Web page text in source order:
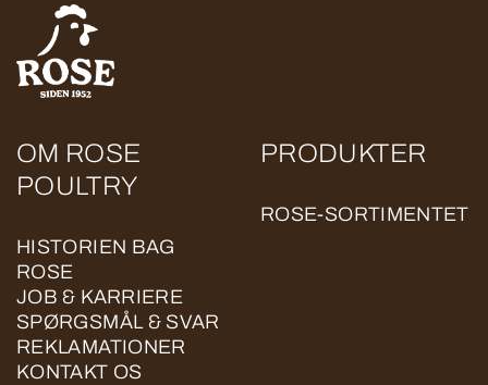
OM ROSE
POULTRY
HISTORIEN BAG
ROSE
JOB & KARRIERE
SPØRGSMÅL & SVAR
REKLAMATIONER
KONTAKT OS
PRODUKTER
ROSE-SORTIMENTET